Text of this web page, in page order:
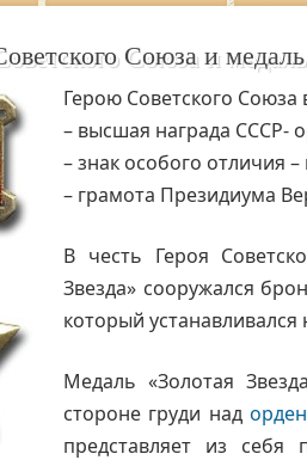
Союза и
Герою Советского Союза
– высшая награда СССР-
– знак особого отличия
– грамота Президиума
В честь Героя
Звезда» сооружался
который устанавливался
Медаль «Золотая
стороне груди над
представляет из себя